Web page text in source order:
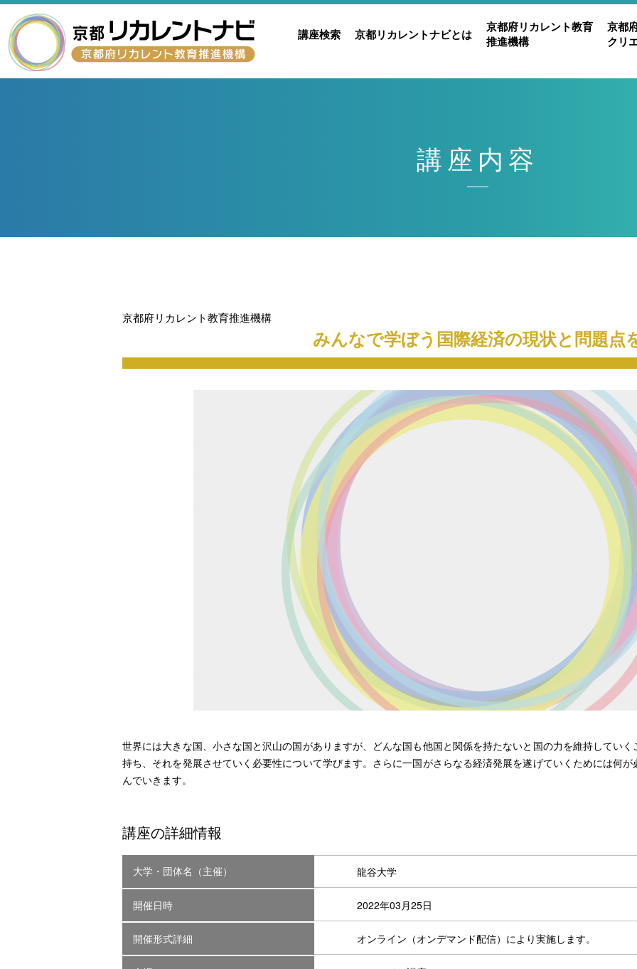
講座検索 京都リカレントナビとは
京都府リカレント教育
推進機構
京都
クリ
講座内容
京都府リカレント教育推進機構
みんなで学ぼう国際経済の現状と問題点
世界には大きな国、小さな国と沢山の国がありますが、どんな国も他国と関係を持たないと国の力を維持してい
持ち、それを発展させていく必要性について学びます。さらに一国がさらなる経済発展を遂げていくためには何
んでいきます。
講座の詳細情報
大学・団体名（主催） 龍谷大学
開催日時 2022年03月25日
開催形式詳細 オンライン（オンデマンド配信）により実施します。